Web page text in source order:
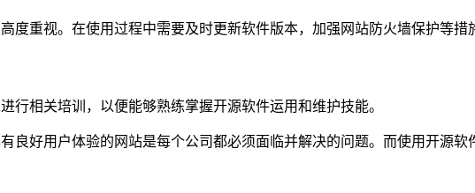
度重视。在使用过程中需要及时更新软件版本，加强网站防火墙保护等措
行相关培训，以便能够熟练掌握开源软件运用和维护技能。
良好用户体验的网站是每个公司都必须面临并解决的问题。而使用开源